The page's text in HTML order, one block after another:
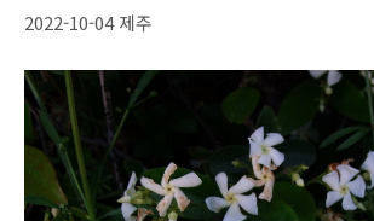
2022-10-04 제주